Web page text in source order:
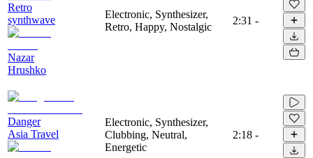
Retro
synthwave
Nazar
Hrushko
Electronic, Synthesizer,
Retro, Happy, Nostalgic
2:31 -
Danger
Asia Travel
Electronic, Synthesizer,
Clubbing, Neutral,
Energetic
2:18 -